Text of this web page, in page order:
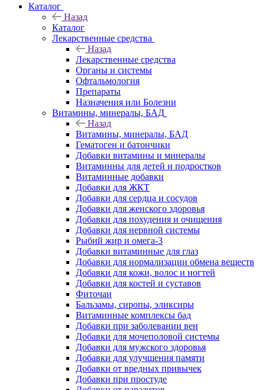
Каталог
Назад
Каталог
Лекарственные средства
Назад
Лекарственные средства
Органы и системы
Офтальмология
Препараты
Назначения или Болезни
Витамины, минералы, БАД
Назад
Витамины, минералы, БАД
Гематоген и батончики
Добавки витамины и минералы
Витаминны для детей и подростков
Витаминные добавки
Добавки для ЖКТ
Добавки для сердца и сосудов
Добавки для женского здоровья
Добавки для похудения и очищения
Добавки для нервной системы
Рыбий жир и омега-3
Добавки витаминные для глаз
Добавки для нормализации обмена веществ
Добавки для кожи, волос и ногтей
Добавки для костей и суставов
Фиточаи
Бальзамы, сиропы, эликсиры
Витаминные комплексы бад
Добавки при заболевании вен
Добавки для мочеполовой системы
Добавки для мужского здоровья
Добавки для улучшения памяти
Добавки от вредных привычек
Добавки при простуде